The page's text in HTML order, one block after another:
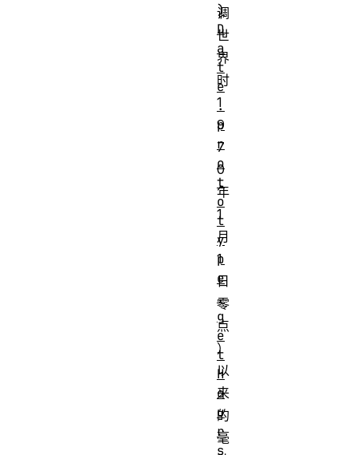
调
世
界
时
1
9
7
0
年
1
月
1
日
零
点
）
以
来
的
毫
)
D
a
t
e
.
p
r
o
t
o
t
y
p
e
.
g
e
t
H
o
u
r
s